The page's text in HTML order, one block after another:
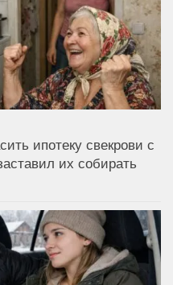
ипотеку свекрови с
их собирать